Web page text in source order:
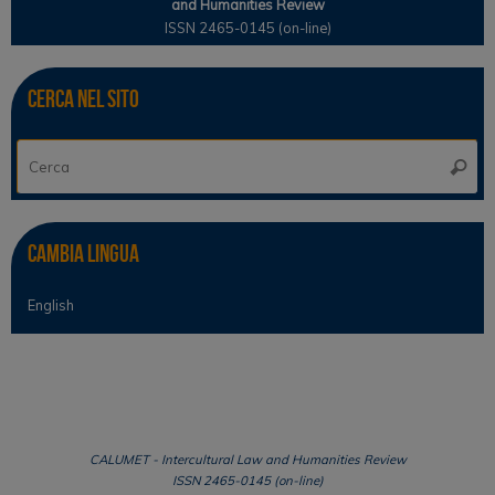
and Humanities Review
ISSN 2465-0145 (on-line)
Cerca nel sito
Cerca
Cambia lingua
English
CALUMET - Intercultural Law and Humanities Review
ISSN 2465-0145 (on-line)